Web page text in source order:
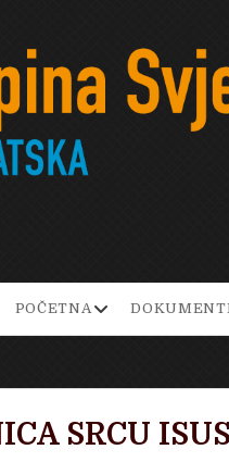
POČETNAopen
menu
SRCU